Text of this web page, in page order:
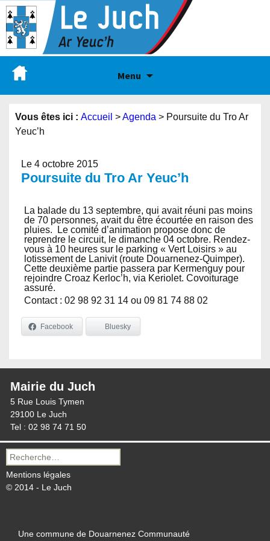
Menu
Vous êtes ici : Accueil >Agenda > Poursuite du Tro Ar
Yeuc’h
Le 4 octobre 2015
Poursuite du Tro Ar Yeuc’h
La balade du 13 septembre, qui avait réuni pas moins
de 70 personnes, avait du être écourtée en raison des
pluies. Le comité d’animation propose donc de
reprendre le circuit, le dimanche 04 octobre. Rendez-
vous à 10 heures sur le parking « Vert Loisirs » au
lotissement de Lanivit (route Douarnenez-Quimper).
Cette deuxième partie passera par Kermenguy pour
rejoindre Croaz Kerloc’h, via Keriolet. Covoiturage
assuré.
Contact : 02 98 92 31 14 ou 09 81 74 88 02
Facebook Bluesky
Mairie du Juch
5 Rue Louis Tymen
29100 Le Juch
Tel : 02 98 74 71 50
Recherche
pour :
Mentions légales
© 2014 - Le Juch
Une commune de Douarnenez Communauté